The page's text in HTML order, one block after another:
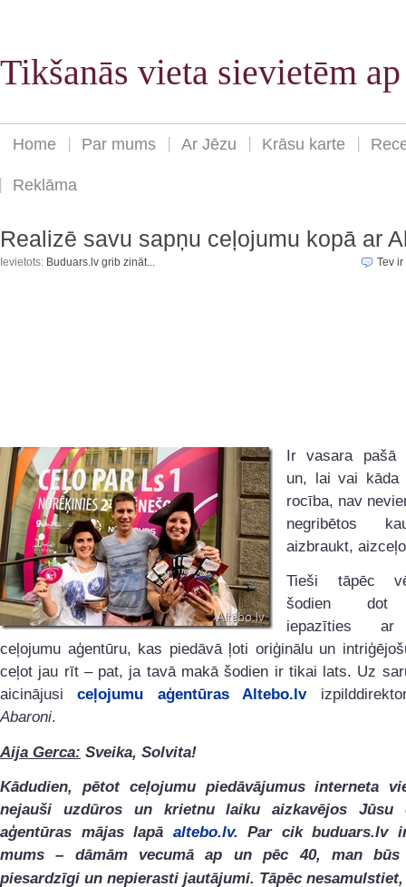
Tikšanās vieta sievietēm
Home Par mums Ar Jēzu Krāsu karte
Reklāma
Realizē savu sapņu ceļojumu kopā ar
Ievietots: Buduars.lv grib zināt... Tev ir
Ir vasara pašā
un, lai vai kāda
rocība, nav
negribētos
aizbraukt,
Tieši tāpēc
šodien dot
iepazīties ar
ceļojumu aģentūru, kas piedāvā ļoti oriģinālu un
ceļot jau rīt – pat, ja tavā makā šodien ir tikai lats. Uz
aicinājusiceļojumu aģentūras Altebo.lv
Abaroni.
Aija Gerca: Sveika, Solvita!
Kādudien, pētot ceļojumu piedāvājumus interneta
nejauši uzdūros un krietnu laiku aizkavējos Jūsu
aģentūras mājas lapā altebo.lv. Par cik buduars.lv
mums – dāmām vecumā ap un pēc 40, man
piesardzīgi un nepierasti jautājumi. Tāpēc